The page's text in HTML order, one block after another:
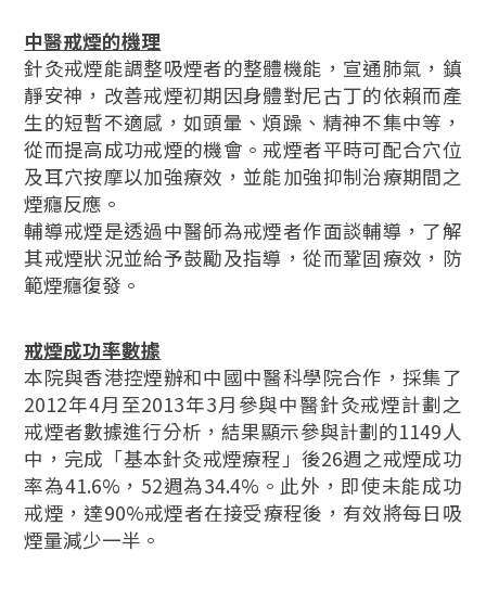
中醫戒煙的機理
針灸戒煙能調整吸煙者的整體機能，宣通肺氣，鎮
靜安神，改善戒煙初期因身體對尼古丁的依賴而產
生的短暫不適感，如頭暈、煩躁、精神不集中等，
從而提高成功戒煙的機會。戒煙者平時可配合穴位
及耳穴按摩以加強療效，並能加強抑制治療期間之
煙癮反應。
輔導戒煙是透過中醫師為戒煙者作面談輔導，了解
其戒煙狀況並給予鼓勵及指導，從而鞏固療效，防
範煙癮復發。
戒煙成功率數據
本院與香港控煙辦和中國中醫科學院合作，採集了
2012年4月至2013年3月參與中醫針灸戒煙計劃之
戒煙者數據進行分析，結果顯示參與計劃的1149人
中，完成「基本針灸戒煙療程」後26週之戒煙成功
率為41.6%，52週為34.4%。此外，即使未能成功
戒煙，達90%戒煙者在接受療程後，有效將每日吸
煙量減少一半。